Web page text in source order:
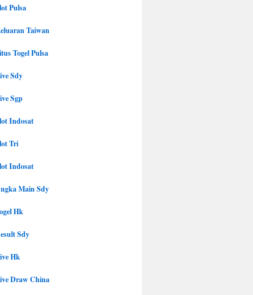
Pulsa
Taiwan
Togel Pulsa
Sdy
Sgp
Indosat
Tri
Indosat
Main Sdy
Hk
Sdy
Hk
Draw China